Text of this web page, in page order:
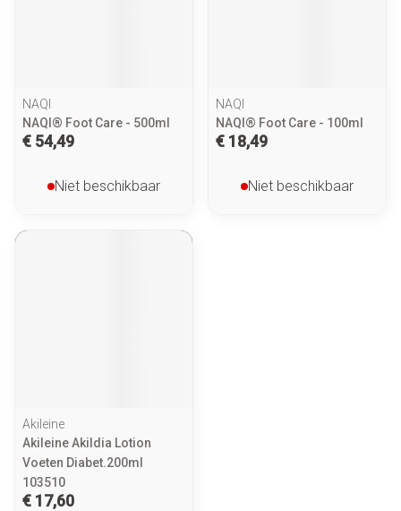
NAQI
NAQI® Foot Care - 500ml
€ 54,49
Niet beschikbaar
NAQI
NAQI® Foot Care - 100ml
€ 18,49
Niet beschikbaar
Akileine
Akileine Akildia Lotion
Voeten Diabet.200ml
103510
€ 17,60